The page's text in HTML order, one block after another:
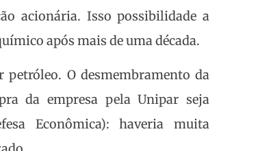
acionária. Isso possibilidade a
após mais de uma década.
O desmembramento da
da empresa pela Unipar seja
Econômica): haveria muita